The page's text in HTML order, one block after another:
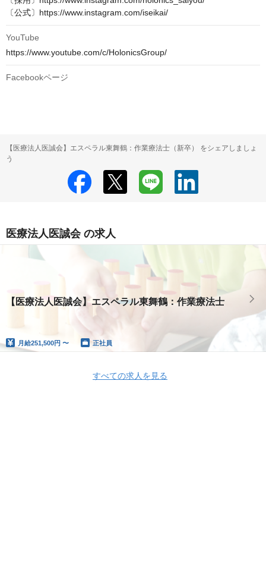
〔公式〕https://www.instagram.com/iseikai/
YouTube
https://www.youtube.com/c/HolonicsGroup/
Facebookページ
【医療法人医誠会】エスペラル東舞鶴：作業療法士（新卒） をシェアしましょ
う
医療法人医誠会 の求人
【医療法人医誠会】エスペラル東舞鶴：作業療法士
月給251,500円 〜 正社員
すべての求人を見る